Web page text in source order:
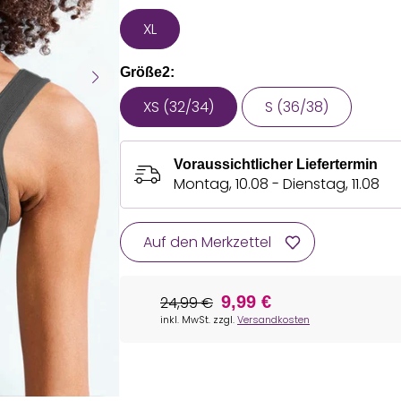
XL
Größe2:
XS (32/34) S (36/38)
Voraussichtlicher Liefertermin
Montag, 10.08 - Dienstag, 11.08
Auf den Merkzettel
24,99 € 9,99 €
inkl. MwSt. zzgl.Versandkosten